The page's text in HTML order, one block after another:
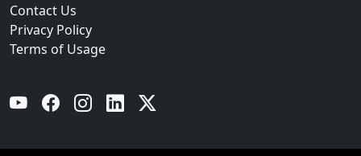
Contact Us
Privacy Policy
Terms of Usage
YouTube Facebook Instagram Linkedin